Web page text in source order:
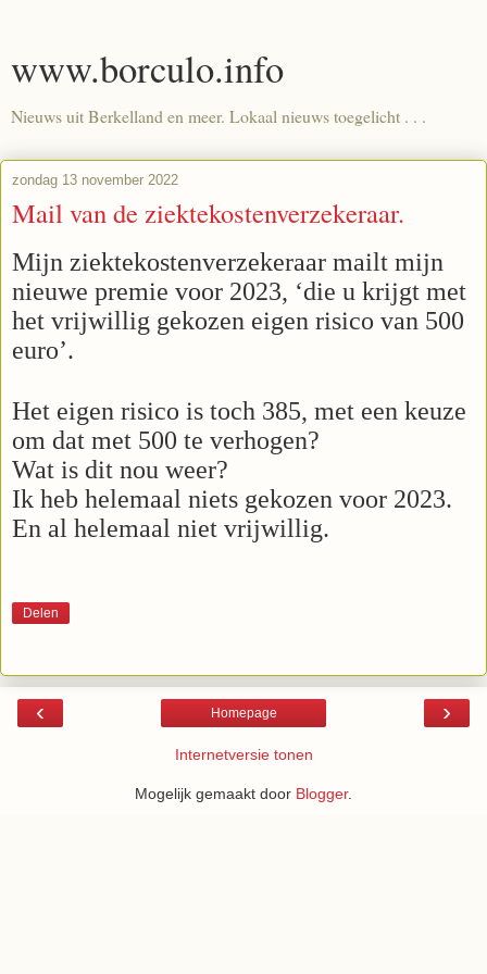
www.borculo.info
Nieuws uit Berkelland en meer. Lokaal nieuws toegelicht . . .
zondag 13 november 2022
Mail van de ziektekostenverzekeraar.
Mijn ziektekostenverzekeraar mailt mijn
nieuwe premie voor 2023, ‘die u krijgt met
het vrijwillig gekozen eigen risico van 500
euro’.
Het eigen risico is toch 385, met een keuze
om dat met 500 te verhogen?
Wat is dit nou weer?
Ik heb helemaal niets gekozen voor 2023.
En al helemaal niet vrijwillig.
Delen
‹ ›
Homepage
Internetversie tonen
Mogelijk gemaakt door Blogger.